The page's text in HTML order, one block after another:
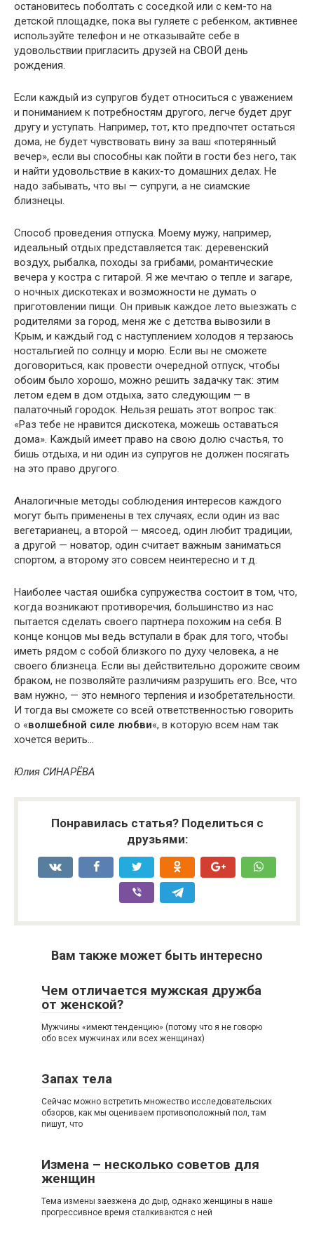
остановитесь поболтать с соседкой или с кем-то на
детской площадке, пока вы гуляете с ребенком, активнее
используйте телефон и не отказывайте себе в
удовольствии пригласить друзей на СВОЙ день
рождения.
Если каждый из супругов будет относиться с уважением
и пониманием к потребностям другого, легче будет друг
другу и уступать. Например, тот, кто предпочтет остаться
дома, не будет чувствовать вину за ваш «потерянный
вечер», если вы способны как пойти в гости без него, так
и найти удовольствие в каких-то домашних делах. Не
надо забывать, что вы — супруги, а не сиамские
близнецы.
Способ проведения отпуска. Моему мужу, например,
идеальный отдых представляется так: деревенский
воздух, рыбалка, походы за грибами, романтические
вечера у костра с гитарой. Я же мечтаю о тепле и загаре,
о ночных дискотеках и возможности не думать о
приготовлении пищи. Он привык каждое лето выезжать с
родителями за город, меня же с детства вывозили в
Крым, и каждый год с наступлением холодов я терзаюсь
ностальгией по солнцу и морю. Если вы не сможете
договориться, как провести очередной отпуск, чтобы
обоим было хорошо, можно решить задачку так: этим
летом едем в дом отдыха, зато следующим — в
палаточный городок. Нельзя решать этот вопрос так:
«Раз тебе не нравится дискотека, можешь оставаться
дома». Каждый имеет право на свою долю счастья, то
бишь отдыха, и ни один из супругов не должен посягать
на это право другого.
Аналогичные методы соблюдения интересов каждого
могут быть применены в тех случаях, если один из вас
вегетарианец, а второй — мясоед, один любит традиции,
а другой — новатор, один считает важным заниматься
спортом, а второму это совсем неинтересно и т.д.
Наиболее частая ошибка супружества состоит в том, что,
когда возникают противоречия, большинство из нас
пытается сделать своего партнера похожим на себя. В
конце концов мы ведь вступали в брак для того, чтобы
иметь рядом с собой близкого по духу человека, а не
своего близнеца. Если вы действительно дорожите своим
браком, не позволяйте различиям разрушить его. Все, что
вам нужно, — это немного терпения и изобретательности.
И тогда вы сможете со всей ответственностью говорить
о «волшебной силе любви«, в которую всем нам так
хочется верить…
Юлия СИНАРЁВА
Понравилась статья? Поделиться с
друзьями:
Вам также может быть интересно
Чем отличается мужская дружба
от женской?
Мужчины «имеют тенденцию» (потому что я не говорю
обо всех мужчинах или всех женщинах)
Запах тела
Сейчас можно встретить множество исследовательских
обзоров, как мы оцениваем противоположный пол, там
пишут, что
Измена – несколько советов для
женщин
Тема измены заезжена до дыр, однако женщины в наше
прогрессивное время сталкиваются с ней